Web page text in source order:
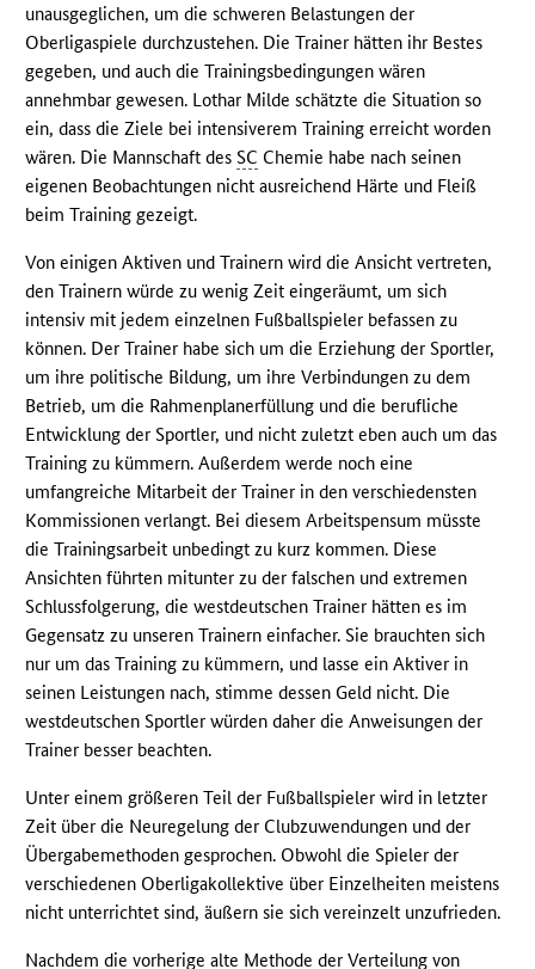
unausgeglichen, um die schweren Belastungen der
Oberligaspiele durchzustehen. Die Trainer hätten ihr Bestes
gegeben, und auch die Trainingsbedingungen wären
annehmbar gewesen. Lothar Milde schätzte die Situation so
ein, dass die Ziele bei intensiverem Training erreicht worden
wären. Die Mannschaft desSC Chemie habe nach seinen
eigenen Beobachtungen nicht ausreichend Härte und Fleiß
beim Training gezeigt.
Von einigen Aktiven und Trainern wird die Ansicht vertreten,
den Trainern würde zu wenig Zeit eingeräumt, um sich
intensiv mit jedem einzelnen Fußballspieler befassen zu
können. Der Trainer habe sich um die Erziehung der Sportler,
um ihre politische Bildung, um ihre Verbindungen zu dem
Betrieb, um die Rahmenplanerfüllung und die berufliche
Entwicklung der Sportler, und nicht zuletzt eben auch um das
Training zu kümmern. Außerdem werde noch eine
umfangreiche Mitarbeit der Trainer in den verschiedensten
Kommissionen verlangt. Bei diesem Arbeitspensum müsste
die Trainingsarbeit unbedingt zu kurz kommen. Diese
Ansichten führten mitunter zu der falschen und extremen
Schlussfolgerung, die westdeutschen Trainer hätten es im
Gegensatz zu unseren Trainern einfacher. Sie brauchten sich
nur um das Training zu kümmern, und lasse ein Aktiver in
seinen Leistungen nach, stimme dessen Geld nicht. Die
westdeutschen Sportler würden daher die Anweisungen der
Trainer besser beachten.
Unter einem größeren Teil der Fußballspieler wird in letzter
Zeit über die Neuregelung der Clubzuwendungen und der
Übergabemethoden gesprochen. Obwohl die Spieler der
verschiedenen Oberligakollektive über Einzelheiten meistens
nicht unterrichtet sind, äußern sie sich vereinzelt unzufrieden.
Nachdem die vorherige alte Methode der Verteilung von